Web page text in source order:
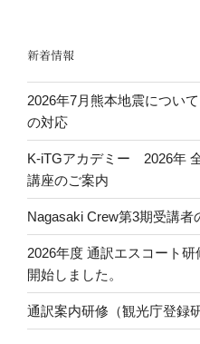
ー
シ
ョ
ン
新着情報
2026年7月熊本地震につい
の対応
K-iTGアカデミー 2026年
講座のご案内
Nagasaki Crew第3期受講者
2026年度 通訳エスコート
開始しました。
通訳案内研修（観光庁登録